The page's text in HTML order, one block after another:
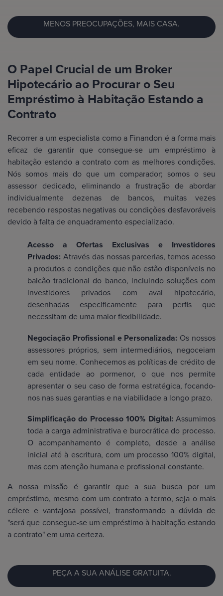
MENOS PREOCUPAÇÕES, MAIS CASA.
O Papel Crucial de um Broker
Hipotecário ao Procurar o Seu
Empréstimo à Habitação Estando a
Contrato
Recorrer a um especialista como a Finandon é a forma mais
eficaz de garantir que consegue-se um empréstimo à
habitação estando a contrato com as melhores condições.
Nós somos mais do que um comparador; somos o seu
assessor dedicado, eliminando a frustração de abordar
individualmente dezenas de bancos, muitas vezes
recebendo respostas negativas ou condições desfavoráveis
devido à falta de enquadramento especializado.
Acesso a Ofertas Exclusivas e Investidores
Privados: Através das nossas parcerias, temos acesso
a produtos e condições que não estão disponíveis no
balcão tradicional do banco, incluindo soluções com
investidores privados com aval hipotecário,
desenhadas especificamente para perfis que
necessitam de uma maior flexibilidade.
Negociação Profissional e Personalizada: Os nossos
assessores próprios, sem intermediários, negoceiam
em seu nome. Conhecemos as políticas de crédito de
cada entidade ao pormenor, o que nos permite
apresentar o seu caso de forma estratégica, focando-
nos nas suas garantias e na viabilidade a longo prazo.
Simplificação do Processo 100% Digital: Assumimos
toda a carga administrativa e burocrática do processo.
O acompanhamento é completo, desde a análise
inicial até à escritura, com um processo 100% digital,
mas com atenção humana e profissional constante.
A nossa missão é garantir que a sua busca por um
empréstimo, mesmo com um contrato a termo, seja o mais
célere e vantajosa possível, transformando a dúvida de
"será que consegue-se um empréstimo à habitação estando
a contrato" em uma certeza.
PEÇA A SUA ANÁLISE GRATUITA.